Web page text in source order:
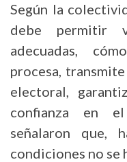
Según la
debe permitir
adecuadas,
procesa,
electoral,
confianza en
señalaron que,
condiciones no se